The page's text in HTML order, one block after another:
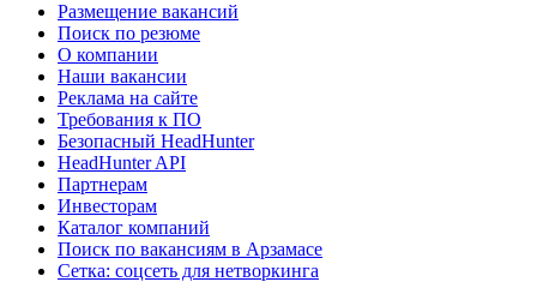
Размещение вакансий
Поиск по резюме
О компании
Наши вакансии
Реклама на сайте
Требования к ПО
Безопасный HeadHunter
HeadHunter API
Партнерам
Инвесторам
Каталог компаний
Поиск по вакансиям в Арзамасе
Сетка: соцсеть для нетворкинга